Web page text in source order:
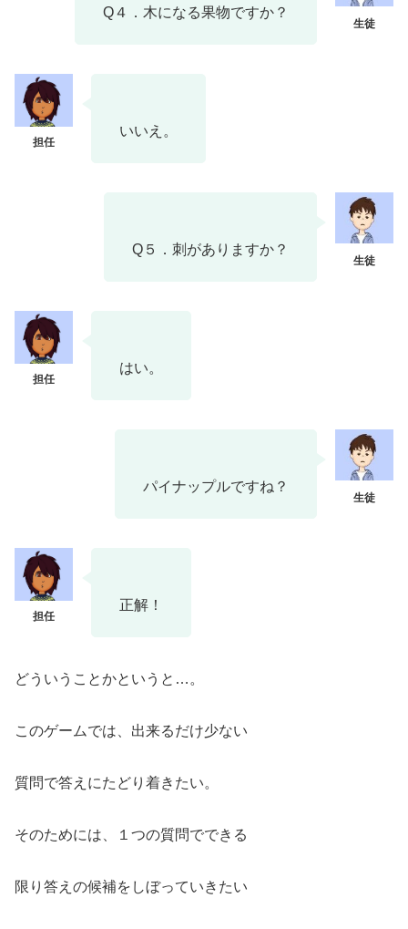
Q４．木になる果物ですか？
いいえ。
Q５．刺がありますか？
はい。
パイナップルですね？
正解！
どういうことかというと…。
このゲームでは、出来るだけ少ない
質問で答えにたどり着きたい。
そのためには、１つの質問でできる
限り答えの候補をしぼっていきたい